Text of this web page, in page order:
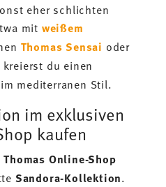
eher schlichten
mit weißem
Thomas Sensai oder
kreierst du einen
im mediterranen Stil.
im exklusiven
kaufen
Online-Shop
Sandora-Kollektion.